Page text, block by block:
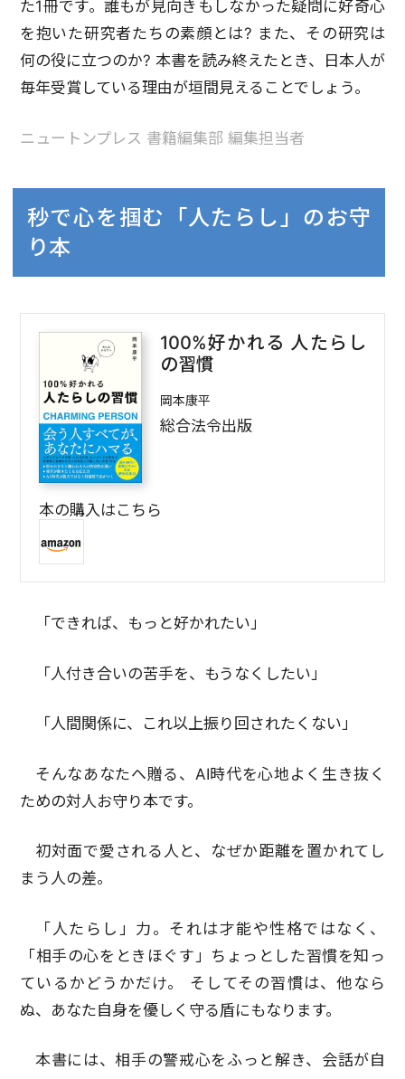
た1冊です。誰もが見向きもしなかった疑問に好奇心
を抱いた研究者たちの素顔とは? また、その研究は
何の役に立つのか? 本書を読み終えたとき、日本人が
毎年受賞している理由が垣間見えることでしょう。
ニュートンプレス 書籍編集部 編集担当者
秒で心を掴む「人たらし」のお守
り本
100%好かれる 人たらし
の習慣
岡本康平
総合法令出版
本の購入はこちら
「できれば、もっと好かれたい」
「人付き合いの苦手を、もうなくしたい」
「人間関係に、これ以上振り回されたくない」
そんなあなたへ贈る、AI時代を心地よく生き抜く
ための対人お守り本です。
初対面で愛される人と、なぜか距離を置かれてし
まう人の差。
「人たらし」力。それは才能や性格ではなく、
「相手の心をときほぐす」ちょっとした習慣を知っ
ているかどうかだけ。 そしてその習慣は、他なら
ぬ、あなた自身を優しく守る盾にもなります。
本書には、相手の警戒心をふっと解き、会話が自